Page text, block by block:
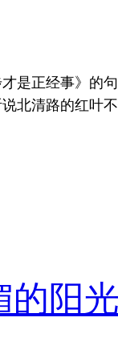
是正经事》的
北清路的红叶
的阳光